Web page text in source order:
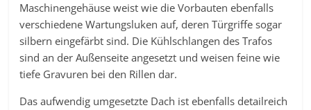
Maschinengehäuse weist wie die Vorbauten ebenfalls
verschiedene Wartungsluken auf, deren Türgriffe sogar
silbern eingefärbt sind. Die Kühlschlangen des Trafos
sind an der Außenseite angesetzt und weisen feine wie
tiefe Gravuren bei den Rillen dar.
Das aufwendig umgesetzte Dach ist ebenfalls detailreich